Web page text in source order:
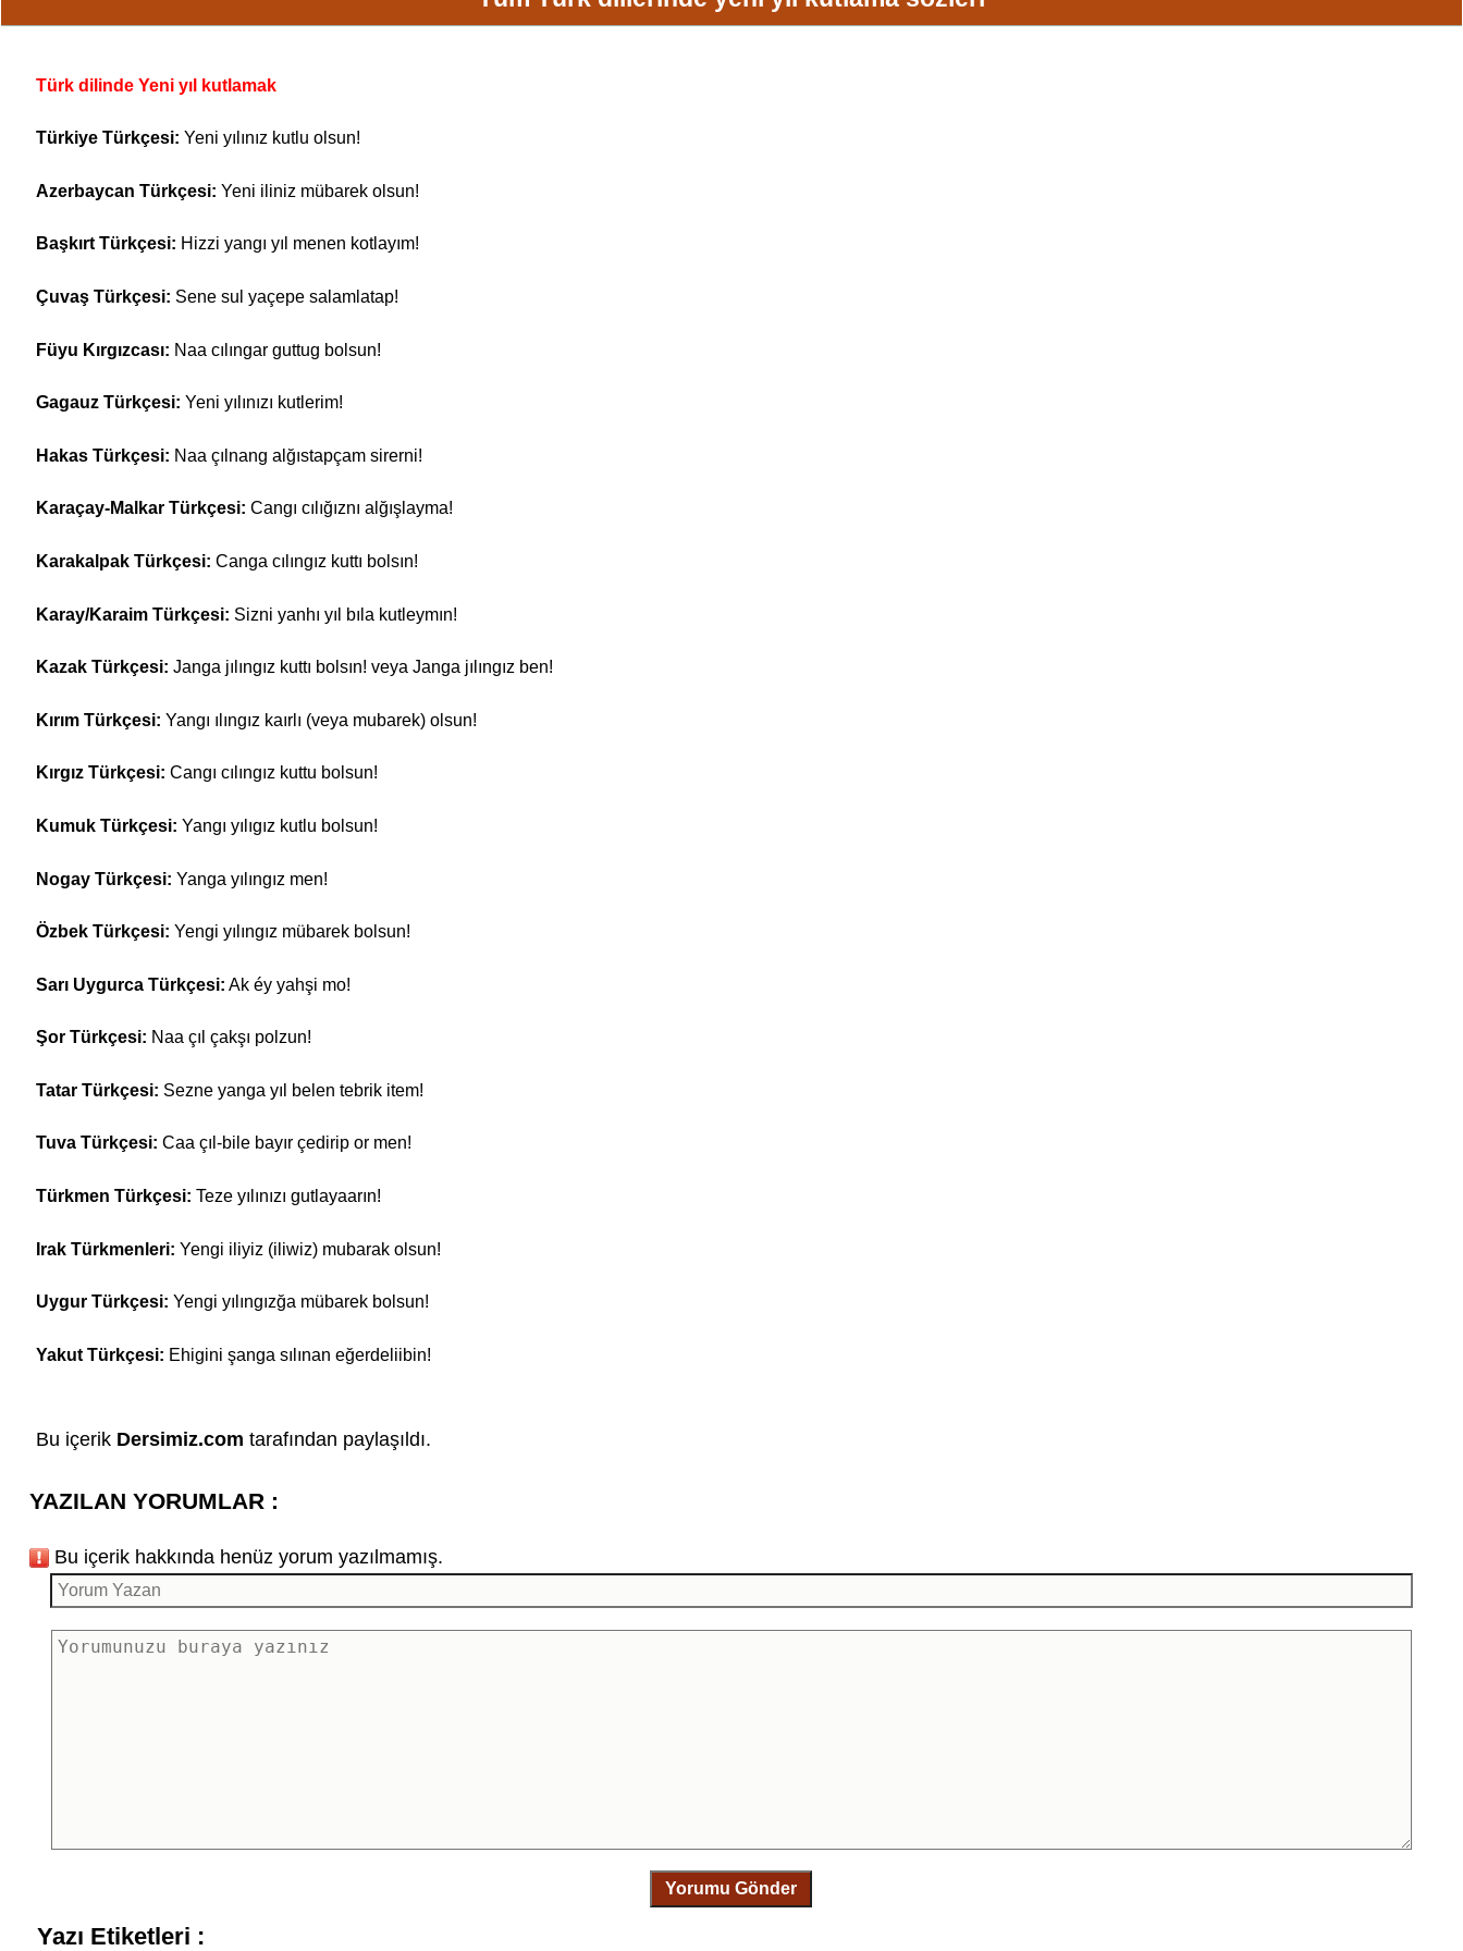
Türk dilinde Yeni yıl kutlamak
Türkiye Türkçesi: Yeni yılınız kutlu olsun!
Azerbaycan Türkçesi: Yeni iliniz mübarek olsun!
Başkırt Türkçesi: Hizzi yangı yıl menen kotlayım!
Çuvaş Türkçesi: Sene sul yaçepe salamlatap!
Füyu Kırgızcası: Naa cılıngar guttug bolsun!
Gagauz Türkçesi: Yeni yılınızı kutlerim!
Hakas Türkçesi: Naa çılnang alğıstapçam sirerni!
Karaçay-Malkar Türkçesi: Cangı cılığıznı alğışlayma!
Karakalpak Türkçesi: Canga cılıngız kuttı bolsın!
Karay/Karaim Türkçesi: Sizni yanhı yıl bıla kutleymın!
Kazak Türkçesi: Janga jılıngız kuttı bolsın! veya Janga jılıngız ben!
Kırım Türkçesi: Yangı ılıngız kaırlı (veya mubarek) olsun!
Kırgız Türkçesi: Cangı cılıngız kuttu bolsun!
Kumuk Türkçesi: Yangı yılıgız kutlu bolsun!
Nogay Türkçesi: Yanga yılıngız men!
Özbek Türkçesi: Yengi yılıngız mübarek bolsun!
Sarı Uygurca Türkçesi: Ak éy yahşi mo!
Şor Türkçesi: Naa çıl çakşı polzun!
Tatar Türkçesi: Sezne yanga yıl belen tebrik item!
Tuva Türkçesi: Caa çıl-bile bayır çedirip or men!
Türkmen Türkçesi: Teze yılınızı gutlayaarın!
Irak Türkmenleri: Yengi iliyiz (iliwiz) mubarak olsun!
Uygur Türkçesi: Yengi yılıngızğa mübarek bolsun!
Yakut Türkçesi: Ehigini şanga sılınan eğerdeliibin!
Bu içerik Dersimiz.com tarafından paylaşıldı.
YAZILAN YORUMLAR :
Bu içerik hakkında henüz yorum yazılmamış.
Yorumu Gönder
Yazı Etiketleri :